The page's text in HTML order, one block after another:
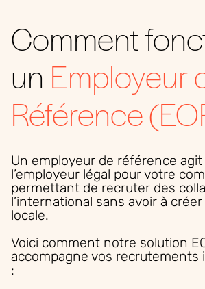
Comment
un Employeur
Référence
Un employeur de référence
l’employeur légal pour votre
permettant de recruter des
l’international sans avoir à
locale.
Voici comment notre solution
accompagne vos recrutements
: